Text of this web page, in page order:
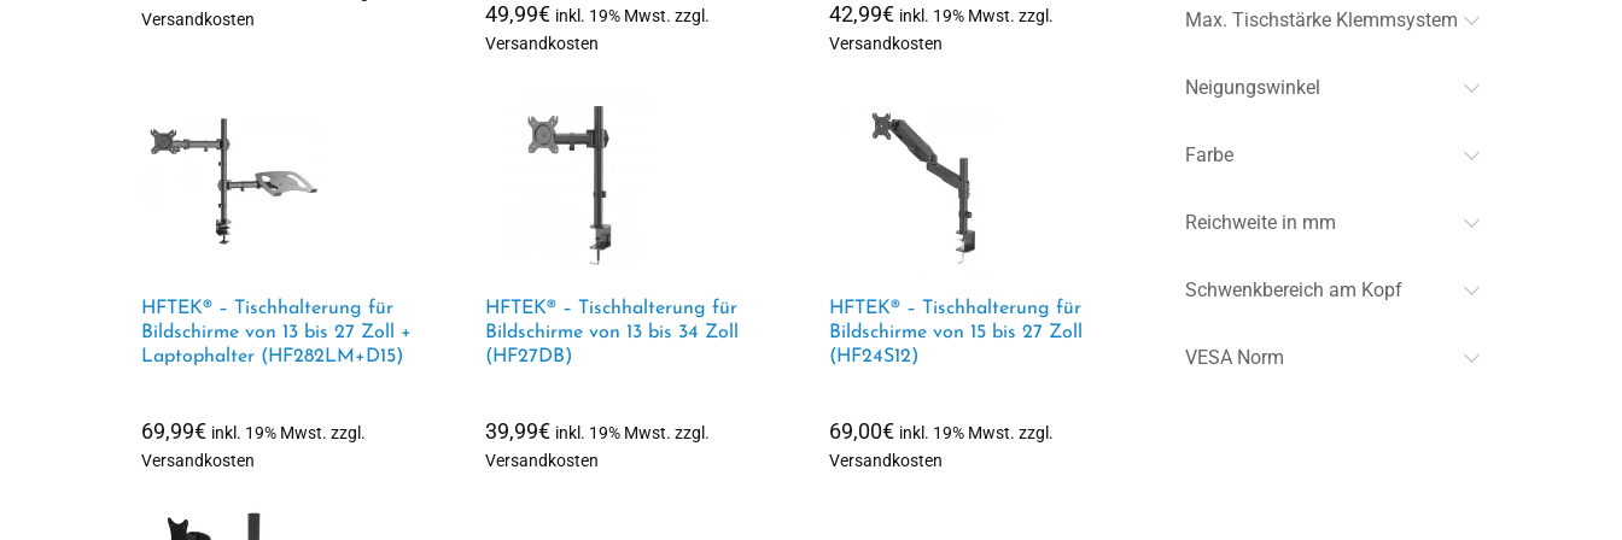
Versandkosten
49,99€ inkl. 19% Mwst. zzgl.
Versandkosten
42,99€ inkl. 19% Mwst. zzgl.
Versandkosten
HFTEK® – Tischhalterung für
Bildschirme von 13 bis 27 Zoll +
Laptophalter (HF282LM+D15)
69,99€ inkl. 19% Mwst. zzgl.
Versandkosten
HFTEK® – Tischhalterung für
Bildschirme von 13 bis 34 Zoll
(HF27DB)
39,99€ inkl. 19% Mwst. zzgl.
Versandkosten
HFTEK® – Tischhalterung für
Bildschirme von 15 bis 27 Zoll
(HF24S12)
69,00€ inkl. 19% Mwst. zzgl.
Versandkosten
Max. Tischstärke Klemmsystem
Neigungswinkel
Farbe
Reichweite in mm
Schwenkbereich am Kopf
VESA Norm